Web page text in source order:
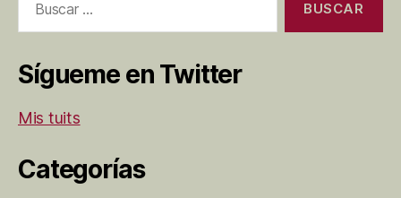
Sígueme en Twitter
Mis tuits
Categorías